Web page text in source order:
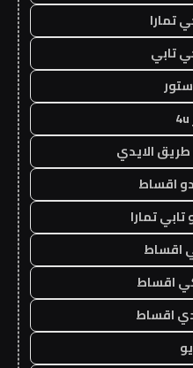
تمارا
تابي
الايدي
اقساط
تمارا
اقساط
اقساط
اقساط